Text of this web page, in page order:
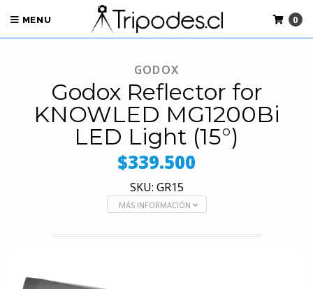
MENU 0
GODOX
Godox Reflector for
KNOWLED MG1200Bi
LED Light (15°)
$339.500
SKU: GR15
MÁS INFORMACIÓN